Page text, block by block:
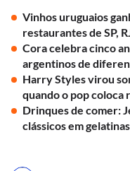
Vinhos uruguaios
restaurantes de SP,
Cora celebra cinco
argentinos de
Harry Styles virou
quando o pop coloca
Drinques de comer:
clássicos em